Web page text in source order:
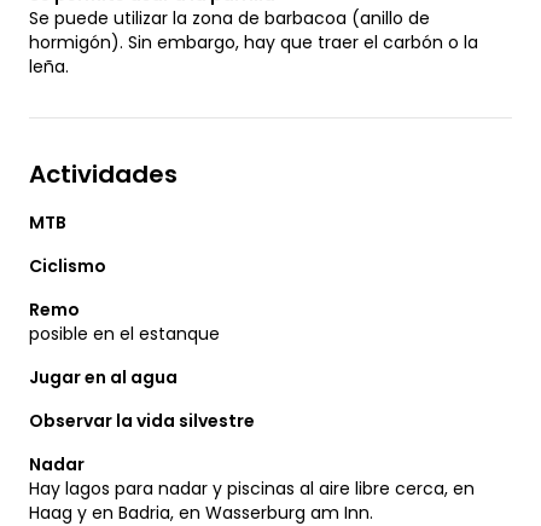
Se puede utilizar la zona de barbacoa (anillo de
hormigón). Sin embargo, hay que traer el carbón o la
leña.
Actividades
MTB
Ciclismo
Remo
posible en el estanque
Jugar en al agua
Observar la vida silvestre
Nadar
Hay lagos para nadar y piscinas al aire libre cerca, en
Haag y en Badria, en Wasserburg am Inn.